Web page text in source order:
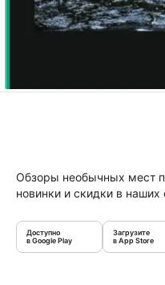
Обзоры необычных мест
новинки и скидки в наших
Доступно
в Google Play
Загрузите
в App Store